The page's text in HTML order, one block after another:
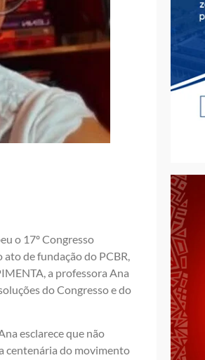
o 17º Congresso
de fundação do PCBR,
a professora Ana
do Congresso e do
esclarece que não
centenária do movimento